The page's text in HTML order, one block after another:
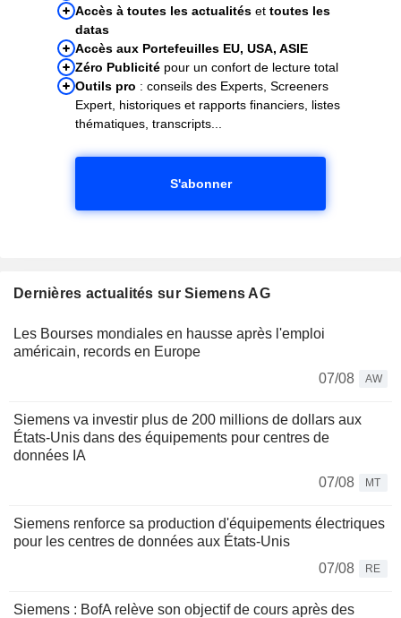
Accès à toutes les actualités et toutes les
datas
Accès aux Portefeuilles EU, USA, ASIE
Zéro Publicité pour un confort de lecture total
Outils pro : conseils des Experts, Screeners
Expert, historiques et rapports financiers, listes
thématiques, transcripts...
S'abonner
Dernières actualités sur Siemens AG
Les Bourses mondiales en hausse après l'emploi
américain, records en Europe
07/08
AW
Siemens va investir plus de 200 millions de dollars aux
États-Unis dans des équipements pour centres de
données IA
07/08
MT
Siemens renforce sa production d'équipements électriques
pour les centres de données aux États-Unis
07/08
RE
Siemens : BofA relève son objectif de cours après des